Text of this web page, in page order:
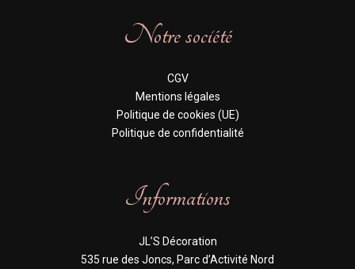
Notre société
CGV
Mentions légales
Politique de cookies (UE)
Politique de confidentialité
Informations
JL’S Décoration
535 rue des Joncs, Parc d’Activité Nord